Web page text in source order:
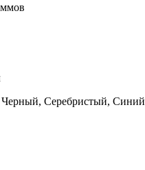
Серебристый, Синий